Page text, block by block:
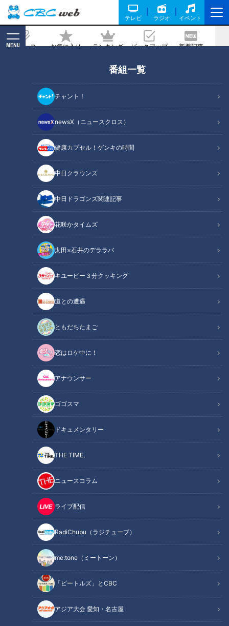
テレビ ラジオ イベント
ニュース お気に入り ランキング ピックアップ 新着記事
MENU
番組一覧
チャント！
newsX（ニュースクロス）
健康カプセル！ゲンキの時間
中日クラウンズ
中日ドラゴンズ関連記事
花咲かタイムズ
太田×石井のデララバ
キユーピー３分クッキング
道との遭遇
ともだちたまご
恋はロケ中に！
アナウンサー
ゴゴスマ
ドキュメンタリー
THE TIME,
ニュースコラム
ライブ配信
RadiChubu（ラジチューブ）
me:tone（ミートーン）
「ビートルズ」とCBC
アジア大会 愛知・名古屋
足で困っています」夫婦で切り盛りする
居酒屋をボイメン平松賢人がお手伝い
2020/04/01 19:00
チャント！
全力！お助けちゃん
「人手不足で困っています。お店のお手伝いをお
願いします」ボイメン平松賢人がお悩みをサポー
毎週月～金曜日の夕方にCBCテレビで放送している情報番組
【チャント！】。毎週水曜日の人気コーナー『全力！お助けち
ゃん』では毎回、何事にも全力で取り組むBOYS AND MENの
平松賢人が視聴者の方から寄せられたお悩みをサポートしてい